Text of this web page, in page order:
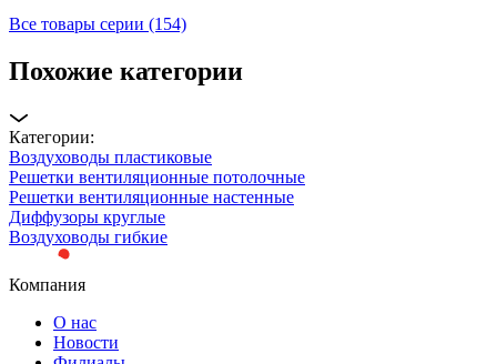
Все товары серии (154)
Похожие категории
Категории:
Воздуховоды пластиковые
Решетки вентиляционные потолочные
Решетки вентиляционные настенные
Диффузоры круглые
Воздуховоды гибкие
Компания
О нас
Новости